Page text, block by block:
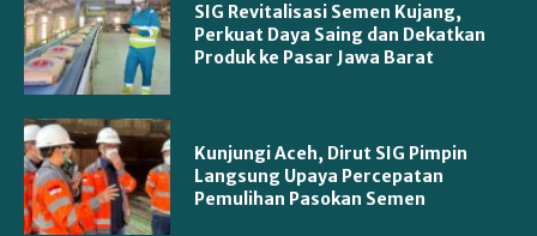
SIG Revitalisasi Semen Kujang,
Perkuat Daya Saing dan Dekatkan
Produk ke Pasar Jawa Barat
Kunjungi Aceh, Dirut SIG Pimpin
Langsung Upaya Percepatan
Pemulihan Pasokan Semen